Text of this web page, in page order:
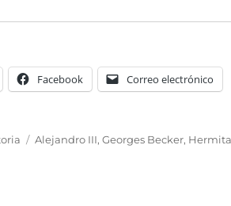
Facebook Correo electrónico
Alejandro III,Georges Becker,